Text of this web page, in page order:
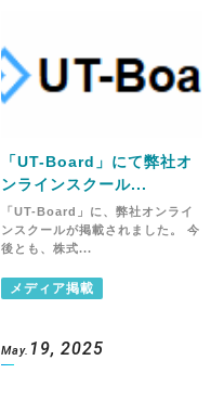
「UT-Board」にて弊社オ
ンラインスクール...
「UT-Board」に、弊社オンライ
ンスクールが掲載されました。 今
後とも、株式...
メディア掲載
May. 19, 2025